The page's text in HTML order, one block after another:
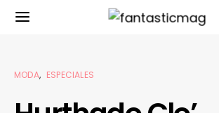
MODA ESPECIALES